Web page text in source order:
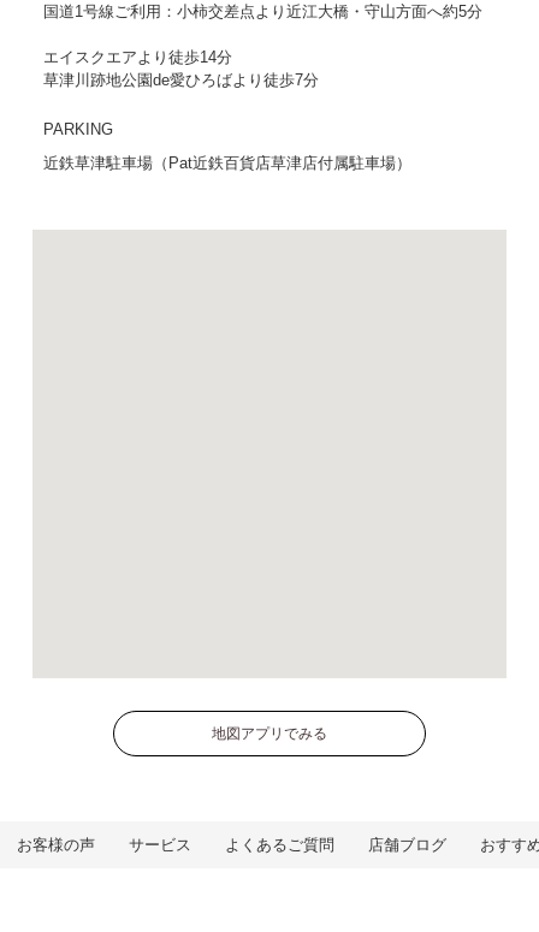
国道1号線ご利用：小柿交差点より近江大橋・守山方面へ約5分
エイスクエアより徒歩14分
草津川跡地公園de愛ひろばより徒歩7分
PARKING
近鉄草津駐車場（Pat近鉄百貨店草津店付属駐車場）
地図アプリでみる
お客様の声 サービス よくあるご質問 店舗ブログ おすす